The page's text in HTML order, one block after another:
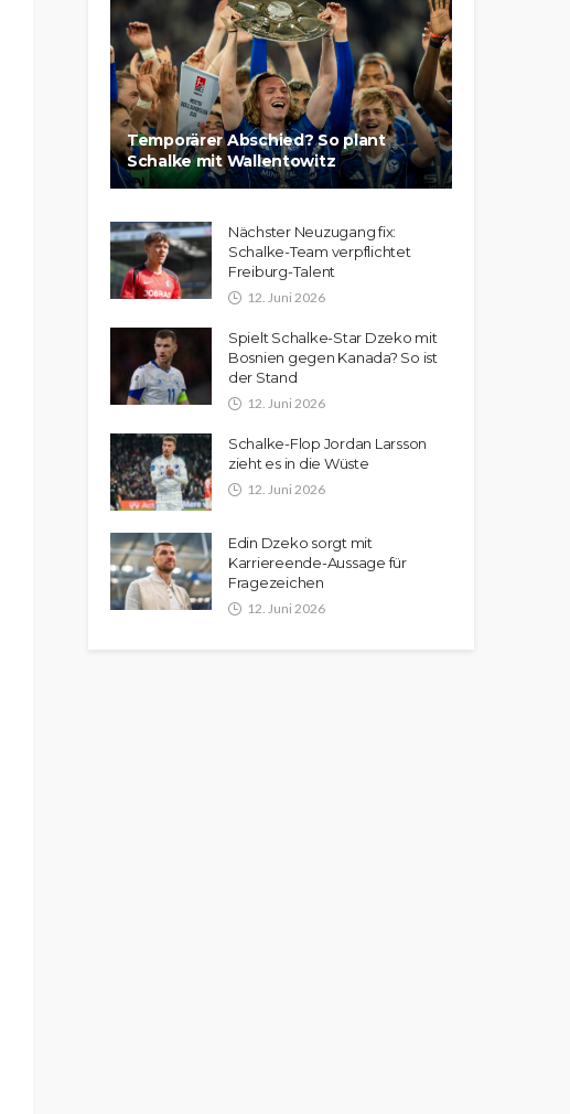
Temporärer Abschied? So plant
Schalke mit Wallentowitz
Nächster Neuzugang fix:
Schalke-Team verpflichtet
Freiburg-Talent
12. Juni 2026
Spielt Schalke-Star Dzeko mit
Bosnien gegen Kanada? So ist
der Stand
12. Juni 2026
Schalke-Flop Jordan Larsson
zieht es in die Wüste
12. Juni 2026
Edin Dzeko sorgt mit
Karriereende-Aussage für
Fragezeichen
12. Juni 2026